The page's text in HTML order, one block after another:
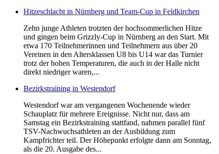
Hitzeschlacht in Nürnberg und Team-Cup in Feldkirchen
Zehn junge Athleten trotzten der hochsommerlichen Hitze
und gingen beim Grizzly-Cup in Nürnberg an den Start. Mit
etwa 170 Teilnehmerinnen und Teilnehmern aus über 20
Vereinen in den Altersklassen U8 bis U14 war das Turnier
trotz der hohen Temperaturen, die auch in der Halle nicht
direkt niedriger waren,...
Bezirkstraining in Westendorf
Westendorf war am vergangenen Wochenende wieder
Schauplatz für mehrere Ereignisse. Nicht nur, dass am
Samstag ein Bezirkstraining stattfand, nahmen parallel fünf
TSV-Nachwuchsathleten an der Ausbildung zum
Kampfrichter teil. Der Höhepunkt erfolgte dann am Sonntag,
als die 20. Ausgabe des...